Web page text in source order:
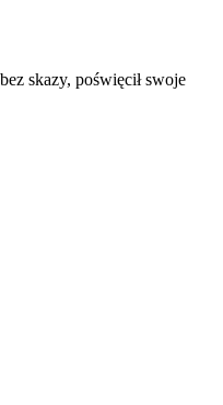
skazy, poświęcił swoje